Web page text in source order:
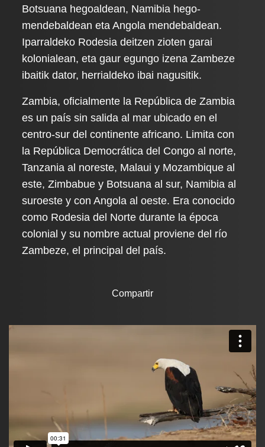
Botsuana hegoaldean, Namibia hego-
mendebaldean eta Angola mendebaldean.
Iparraldeko Rodesia deitzen zioten garai
kolonialean, eta gaur egungo izena Zambeze
ibaitik dator, herrialdeko ibai nagusitik.
Zambia, oficialmente la República de Zambia
es un país sin salida al mar ubicado en el
centro-sur del continente africano. Limita con
la República Democrática del Congo al norte,
Tanzania al noreste, Malaui y Mozambique al
este, Zimbabue y Botsuana al sur, Namibia al
suroeste y con Angola al oeste. Era conocido
como Rodesia del Norte durante la época
colonial y su nombre actual proviene del río
Zambeze, el principal del país.
Compartir